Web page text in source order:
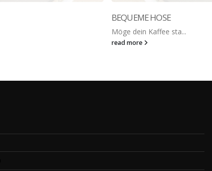
BEQUEME HOSE
Möge dein Kaffee sta...
read more